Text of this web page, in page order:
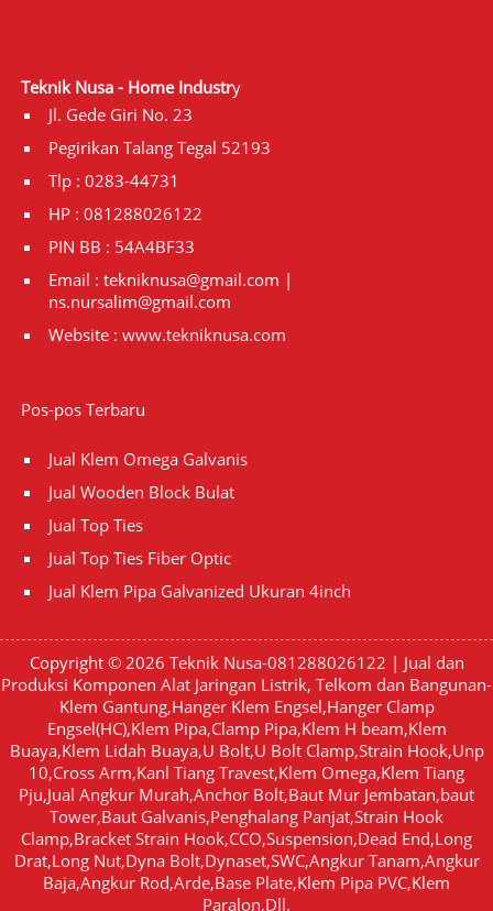
Teknik Nusa - Home Industry
Jl. Gede Giri No. 23
Pegirikan Talang Tegal 52193
Tlp : 0283-44731
HP : 081288026122
PIN BB : 54A4BF33
Email : tekniknusa@gmail.com |
ns.nursalim@gmail.com
Website : www.tekniknusa.com
Pos-pos Terbaru
Jual Klem Omega Galvanis
Jual Wooden Block Bulat
Jual Top Ties
Jual Top Ties Fiber Optic
Jual Klem Pipa Galvanized Ukuran 4inch
Copyright © 2026 Teknik Nusa-081288026122 | Jual dan
Produksi Komponen Alat Jaringan Listrik, Telkom dan Bangunan-
Klem Gantung,Hanger Klem Engsel,Hanger Clamp
Engsel(HC),Klem Pipa,Clamp Pipa,Klem H beam,Klem
Buaya,Klem Lidah Buaya,U Bolt,U Bolt Clamp,Strain Hook,Unp
10,Cross Arm,Kanl Tiang Travest,Klem Omega,Klem Tiang
Pju,Jual Angkur Murah,Anchor Bolt,Baut Mur Jembatan,baut
Tower,Baut Galvanis,Penghalang Panjat,Strain Hook
Clamp,Bracket Strain Hook,CCO,Suspension,Dead End,Long
Drat,Long Nut,Dyna Bolt,Dynaset,SWC,Angkur Tanam,Angkur
Baja,Angkur Rod,Arde,Base Plate,Klem Pipa PVC,Klem
Paralon,Dll.